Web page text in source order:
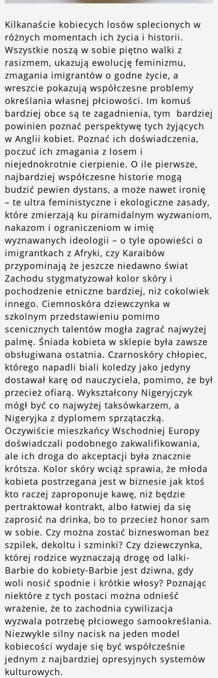
Kilkanaście kobiecych losów splecionych w
różnych momentach ich życia i historii.
Wszystkie noszą w sobie piętno walki z
rasizmem, ukazują ewolucję feminizmu,
zmagania imigrantów o godne życie, a
wreszcie pokazują współczesne problemy
określania własnej płciowości. Im komuś
bardziej obce są te zagadnienia, tym bardziej
powinien poznać perspektywę tych żyjących
w Anglii kobiet. Poznać ich doświadczenia,
poczuć ich zmagania z losem i
niejednokrotnie cierpienie. O ile pierwsze,
najbardziej współczesne historie mogą
budzić pewien dystans, a może nawet ironię
– te ultra feministyczne i ekologiczne zasady,
które zmierzają ku piramidalnym wyzwaniom,
nakazom i ograniczeniom w imię
wyznawanych ideologii – o tyle opowieści o
imigrantkach z Afryki, czy Karaibów
przypominają że jeszcze niedawno świat
Zachodu stygmatyzował kolor skóry i
pochodzenie etniczne bardziej, niż cokolwiek
innego. Ciemnoskóra dziewczynka w
szkolnym przedstawieniu pomimo
scenicznych talentów mogła zagrać najwyżej
palmę. Śniada kobieta w sklepie była zawsze
obsługiwana ostatnia. Czarnoskóry chłopiec,
którego napadli biali koledzy jako jedyny
dostawał karę od nauczyciela, pomimo, że był
przecież ofiarą. Wykształcony Nigeryjczyk
mógł być co najwyżej taksówkarzem, a
Nigeryjka z dyplomem sprzątaczką.
Oczywiście mieszkańcy Wschodniej Europy
doświadczali podobnego zakwalifikowania,
ale ich droga do akceptacji była znacznie
krótsza. Kolor skóry wciąż sprawia, że młoda
kobieta postrzegana jest w biznesie jak ktoś
kto raczej zaproponuje kawę, niż będzie
pertraktował kontrakt, albo łatwiej da się
zaprosić na drinka, bo to przecież honor sam
w sobie. Czy można zostać bizneswoman bez
szpilek, dekoltu i szminki? Czy dziewczynka,
której rodzice wyznaczają drogę od lalki-
Barbie do kobiety-Barbie jest dziwna, gdy
woli nosić spodnie i krótkie włosy? Poznając
niektóre z tych postaci można odnieść
wrażenie, że to zachodnia cywilizacja
wyzwala potrzebę płciowego samookreślania.
Niezwykle silny nacisk na jeden model
kobiecości wydaje się być współcześnie
jednym z najbardziej opresyjnych systemów
kulturowych.